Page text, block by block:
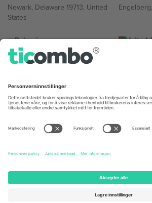
Newark, Delaware 19713, United
States
Bulgaria
Regus Sofia City West, bul
Totleben 53-55, 1606 Sofia,
United
UAE
Mexico
Av Chapultepec 360, Roma
Norte, Cuauhtémoc, 06700
Ciudad de México, CDMX,
sted, begivenhet og/eller domene. For
arrangementsside, forlag og vilkår.,
2026 Ticombo. Alle rettigheter reservert.